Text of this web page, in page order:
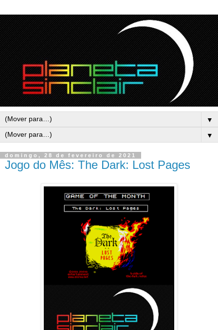
▼
▼
domingo, 28 de fevereiro de 2021
Jogo do Mês: The Dark: Lost Pages